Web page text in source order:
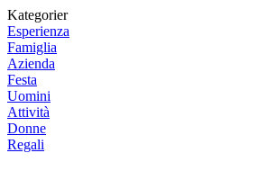
Kategorier
Esperienza
Famiglia
Azienda
Festa
Uomini
Attività
Donne
Regali